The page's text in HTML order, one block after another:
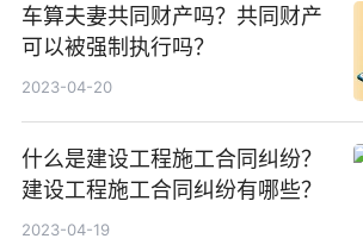
车算夫妻共同财产吗？共同财产
可以被强制执行吗？
2023-04-20
什么是建设工程施工合同纠纷？
建设工程施工合同纠纷有哪些？
2023-04-19